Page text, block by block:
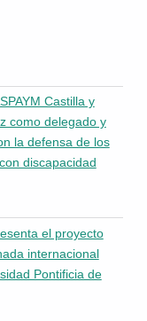
Castilla y
como delegado y
la defensa de los
discapacidad
el proyecto
internacional
Pontificia de